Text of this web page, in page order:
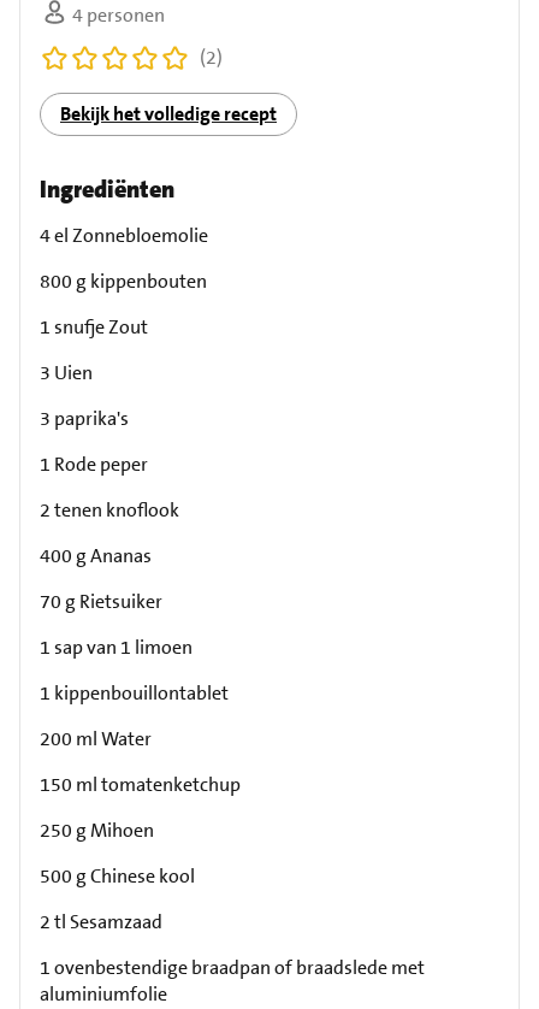
4 personen
(2)
Bekijk het volledige recept
Ingrediënten
4 el Zonnebloemolie
800 g kippenbouten
1 snufje Zout
3 Uien
3 paprika's
1 Rode peper
2 tenen knoflook
400 g Ananas
70 g Rietsuiker
1 sap van 1 limoen
1 kippenbouillontablet
200 ml Water
150 ml tomatenketchup
250 g Mihoen
500 g Chinese kool
2 tl Sesamzaad
1 ovenbestendige braadpan of braadslede met
aluminiumfolie